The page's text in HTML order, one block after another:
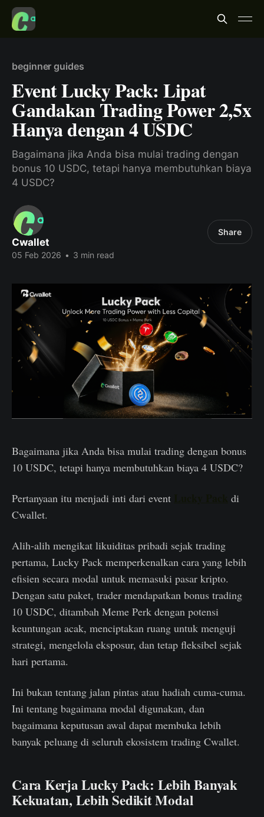
beginner guides
Event Lucky Pack: Lipat
Gandakan Trading Power 2,5x
Hanya dengan 4 USDC
Bagaimana jika Anda bisa mulai trading dengan
bonus 10 USDC, tetapi hanya membutuhkan biaya
4 USDC?
Cwallet
05 Feb 2026 • 3 min read
Share
Bagaimana jika Anda bisa mulai trading dengan bonus
10 USDC, tetapi hanya membutuhkan biaya 4 USDC?
Pertanyaan itu menjadi inti dari event
di
Cwallet.
Alih-alih mengikat likuiditas pribadi sejak trading
pertama, Lucky Pack memperkenalkan cara yang lebih
efisien secara modal untuk memasuki pasar kripto.
Dengan satu paket, trader mendapatkan bonus trading
10 USDC, ditambah Meme Perk dengan potensi
keuntungan acak, menciptakan ruang untuk menguji
strategi, mengelola eksposur, dan tetap fleksibel sejak
hari pertama.
Ini bukan tentang jalan pintas atau hadiah cuma-cuma.
Ini tentang bagaimana modal digunakan, dan
bagaimana keputusan awal dapat membuka lebih
banyak peluang di seluruh ekosistem trading Cwallet.
Cara Kerja Lucky Pack: Lebih Banyak
Kekuatan, Lebih Sedikit Modal